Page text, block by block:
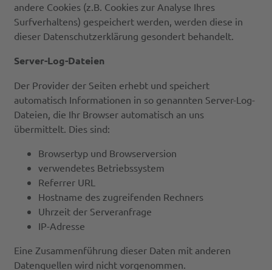
andere Cookies (z.B. Cookies zur Analyse Ihres
Surfverhaltens) gespeichert werden, werden diese in
dieser Datenschutzerklärung gesondert behandelt.
Server-Log-Dateien
Der Provider der Seiten erhebt und speichert
automatisch Informationen in so genannten Server-Log-
Dateien, die Ihr Browser automatisch an uns
übermittelt. Dies sind:
Browsertyp und Browserversion
verwendetes Betriebssystem
Referrer URL
Hostname des zugreifenden Rechners
Uhrzeit der Serveranfrage
IP-Adresse
Eine Zusammenführung dieser Daten mit anderen
Datenquellen wird nicht vorgenommen.